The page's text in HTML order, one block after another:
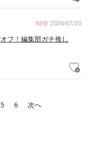
NEW 2026/07/20
フ！編集部ガチ推し
5 6 次へ